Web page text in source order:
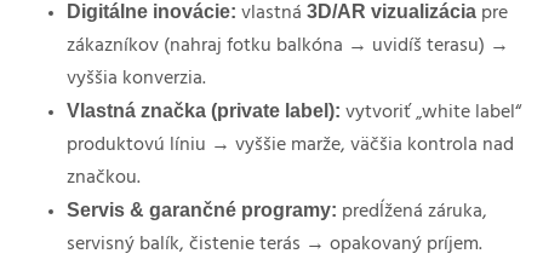
Digitálne inovácie: vlastná 3D/AR vizualizácia pre
zákazníkov (nahraj fotku balkóna → uvidíš terasu) →
vyššia konverzia.
Vlastná značka (private label): vytvoriť „white label“
produktovú líniu → vyššie marže, väčšia kontrola nad
značkou.
Servis & garančné programy: predĺžená záruka,
servisný balík, čistenie terás → opakovaný príjem.